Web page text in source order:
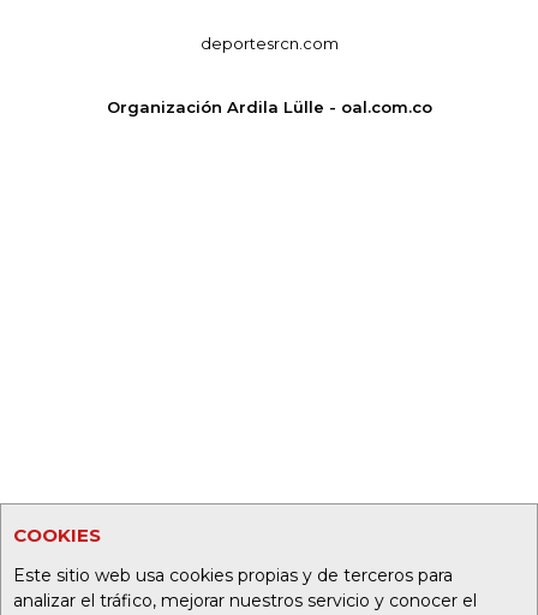
COOKIES
Este sitio web usa cookies propias y de terceros para
analizar el tráfico, mejorar nuestros servicio y conocer el
deportesrcn.com
Organización Ardila Lülle - oal.com.co